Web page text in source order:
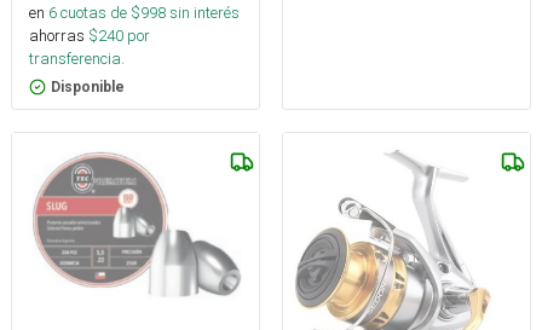
en 6cuotas de $998sin interés
ahorras $240 por
transferencia.
Disponible